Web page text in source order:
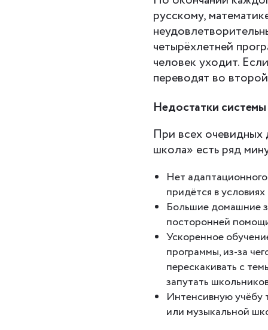
русскому,
четырёхлетней
человек уходит.
переводят во
Недостатки системы
При всех очевидных
школа» есть ряд
Нет
придётся в
Большие домашние
посторонней
Ускоренное
программы, из-за
перескакивать с
запутать
Интенсивную учёбу
или музыкальной